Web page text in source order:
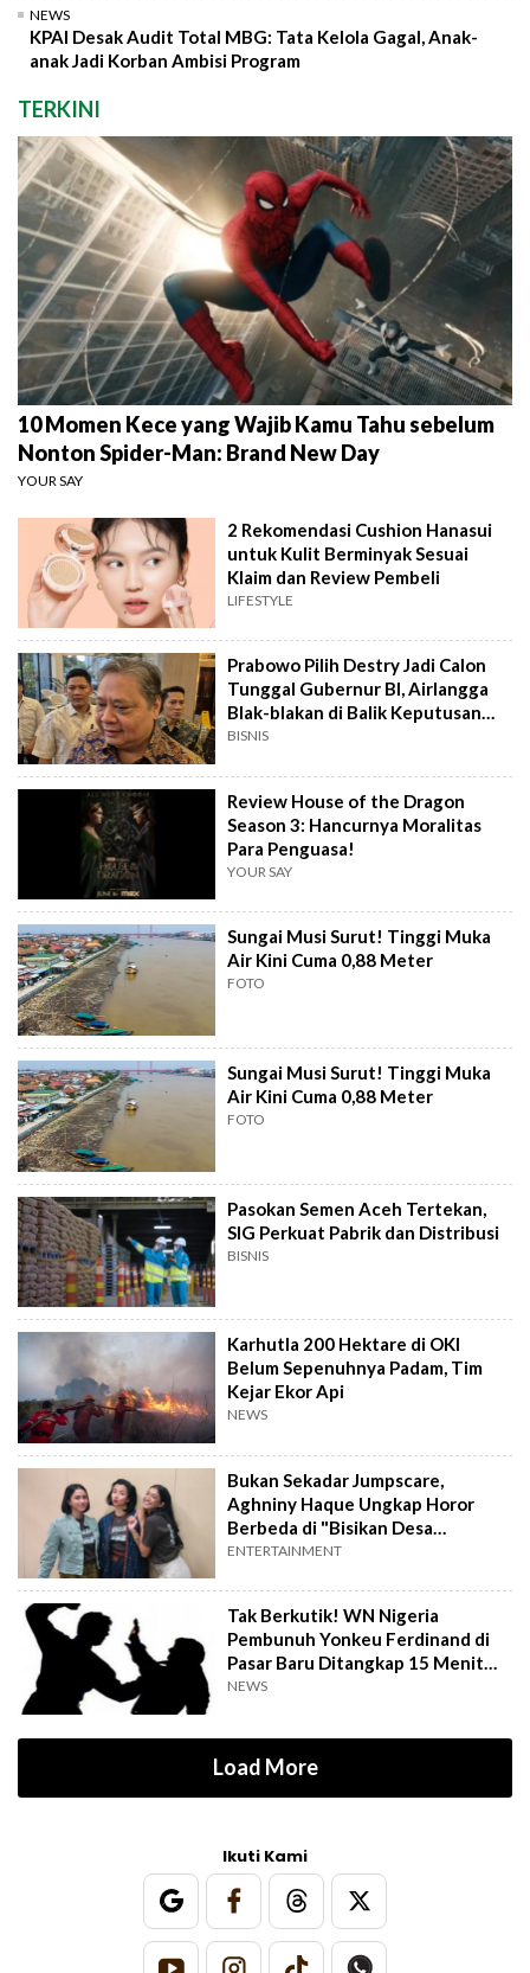
NEWS
KPAI Desak Audit Total MBG: Tata Kelola Gagal, Anak-
anak Jadi Korban Ambisi Program
TERKINI
10 Momen Kece yang Wajib Kamu Tahu sebelum
Nonton Spider-Man: Brand New Day
YOUR SAY
2 Rekomendasi Cushion Hanasui
untuk Kulit Berminyak Sesuai
Klaim dan Review Pembeli
LIFESTYLE
Prabowo Pilih Destry Jadi Calon
Tunggal Gubernur BI, Airlangga
Blak-blakan di Balik Keputusan
Ini?
BISNIS
Review House of the Dragon
Season 3: Hancurnya Moralitas
Para Penguasa!
YOUR SAY
Sungai Musi Surut! Tinggi Muka
Air Kini Cuma 0,88 Meter
FOTO
Sungai Musi Surut! Tinggi Muka
Air Kini Cuma 0,88 Meter
FOTO
Pasokan Semen Aceh Tertekan,
SIG Perkuat Pabrik dan Distribusi
BISNIS
Karhutla 200 Hektare di OKI
Belum Sepenuhnya Padam, Tim
Kejar Ekor Api
NEWS
Bukan Sekadar Jumpscare,
Aghniny Haque Ungkap Horor
Berbeda di "Bisikan Desa
Gringsing"
ENTERTAINMENT
Tak Berkutik! WN Nigeria
Pembunuh Yonkeu Ferdinand di
Pasar Baru Ditangkap 15 Menit
Setelah Kejadian
NEWS
Load More
Ikuti Kami